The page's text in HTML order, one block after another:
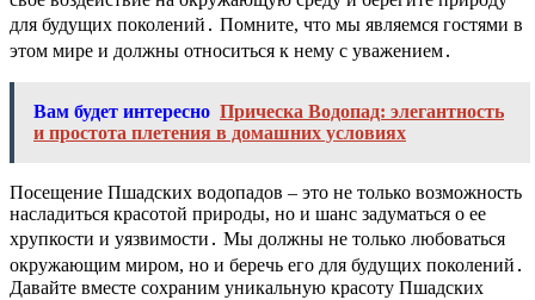
для будущих поколений․ Помните, что мы являемся гостями в
этом мире и должны относиться к нему с уважением․
Вам будет интересно Прическа Водопад: элегантность
и простота плетения в домашних условиях
Посещение Пшадских водопадов – это не только возможность
насладиться красотой природы, но и шанс задуматься о ее
хрупкости и уязвимости․ Мы должны не только любоваться
окружающим миром, но и беречь его для будущих поколений․
Давайте вместе сохраним уникальную красоту Пшадских